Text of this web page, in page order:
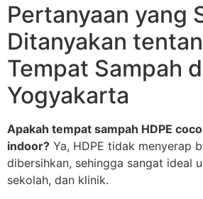
Pertanyaan yang
Ditanyakan
Tempat Sampah
Yogyakarta
Apakah tempat sampah HDPE
indoor? Ya, HDPE tidak menyerap
dibersihkan, sehingga sangat ideal
sekolah, dan klinik.